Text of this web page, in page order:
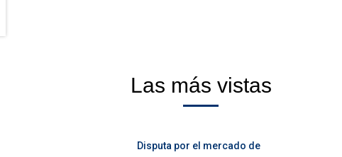
Las más vistas
Disputa por el mercado de